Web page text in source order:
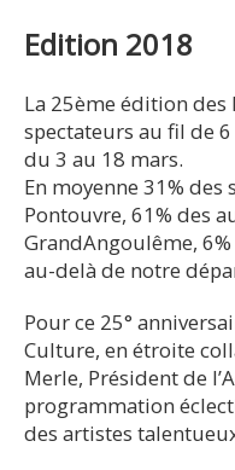
Edition 2018
La 25ème édition des
spectateurs au fil de
du 3 au 18 mars.
En moyenne 31%
Pontouvre, 61% des
GrandAngoulême,
au-delà de notre
Pour ce 25°
Culture, en étroite
Merle, Président de
programmation
des artistes